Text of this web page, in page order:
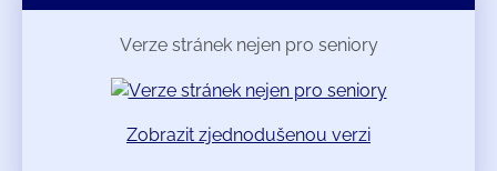
Verze stránek nejen pro seniory
Zobrazit zjednodušenou verzi